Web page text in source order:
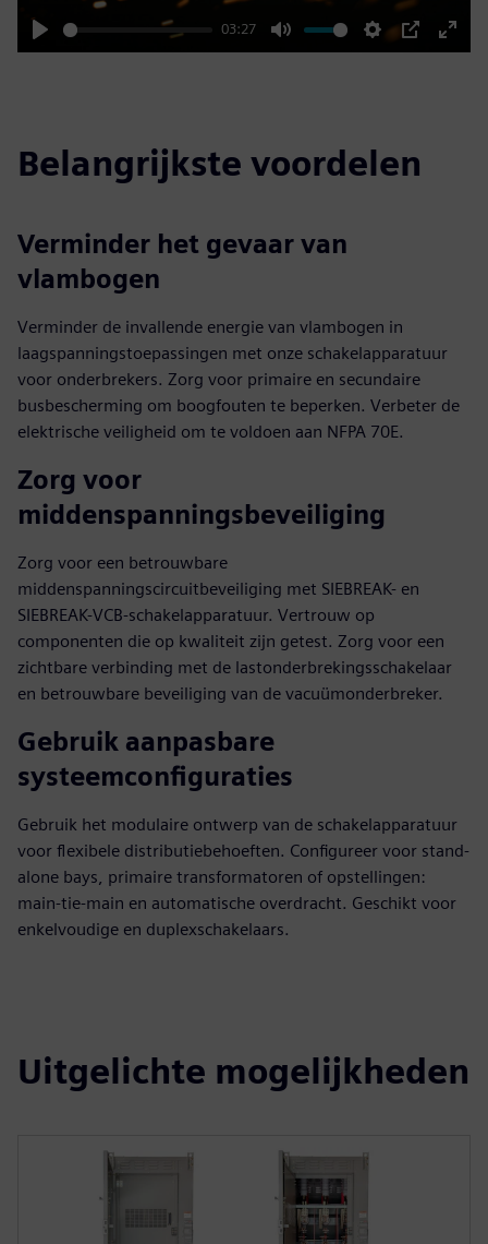
Play
03:27
Mute Settings
PIP
Enter
Belangrijkste voordelen
Verminder het gevaar van
vlambogen
Verminder de invallende energie van vlambogen in
laagspanningstoepassingen met onze schakelapparatuur
voor onderbrekers. Zorg voor primaire en secundaire
busbescherming om boogfouten te beperken. Verbeter de
elektrische veiligheid om te voldoen aan NFPA 70E.
Zorg voor
middenspanningsbeveiliging
Zorg voor een betrouwbare
middenspanningscircuitbeveiliging met SIEBREAK- en
SIEBREAK-VCB-schakelapparatuur. Vertrouw op
componenten die op kwaliteit zijn getest. Zorg voor een
zichtbare verbinding met de lastonderbrekingsschakelaar
en betrouwbare beveiliging van de vacuümonderbreker.
Gebruik aanpasbare
systeemconfiguraties
Gebruik het modulaire ontwerp van de schakelapparatuur
voor flexibele distributiebehoeften. Configureer voor stand-
alone bays, primaire transformatoren of opstellingen:
main-tie-main en automatische overdracht. Geschikt voor
enkelvoudige en duplexschakelaars.
Uitgelichte mogelijkheden